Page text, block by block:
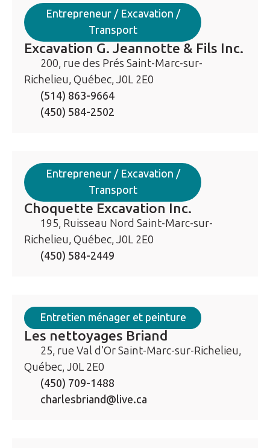
Entrepreneur / Excavation /
Transport
Excavation G. Jeannotte & Fils Inc.
200, rue des Prés Saint-Marc-sur-
Richelieu, Québec, J0L 2E0
(514) 863-9664
(450) 584-2502
Entrepreneur / Excavation /
Transport
Choquette Excavation Inc.
195, Ruisseau Nord Saint-Marc-sur-
Richelieu, Québec, J0L 2E0
(450) 584-2449
Entretien ménager et peinture
Les nettoyages Briand
25, rue Val d’Or Saint-Marc-sur-Richelieu,
Québec, J0L 2E0
(450) 709-1488
charlesbriand@live.ca